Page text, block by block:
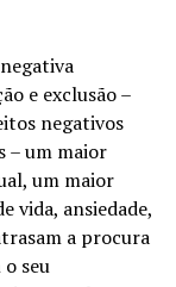
e exclusão –
negativos
– um maior
um maior
vida, ansiedade,
a procura
seu